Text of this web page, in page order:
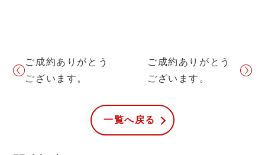
ご成約ありがとう
ございます。
ご成約ありがとう
ございます。
一覧へ戻る